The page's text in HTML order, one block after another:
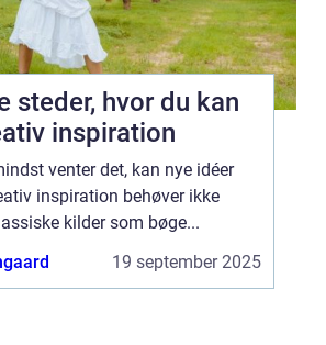
steder, hvor du kan
inspiration
venter det, kan nye idéer
inspiration behøver ikke
kilder som bøge...
19 september 2025